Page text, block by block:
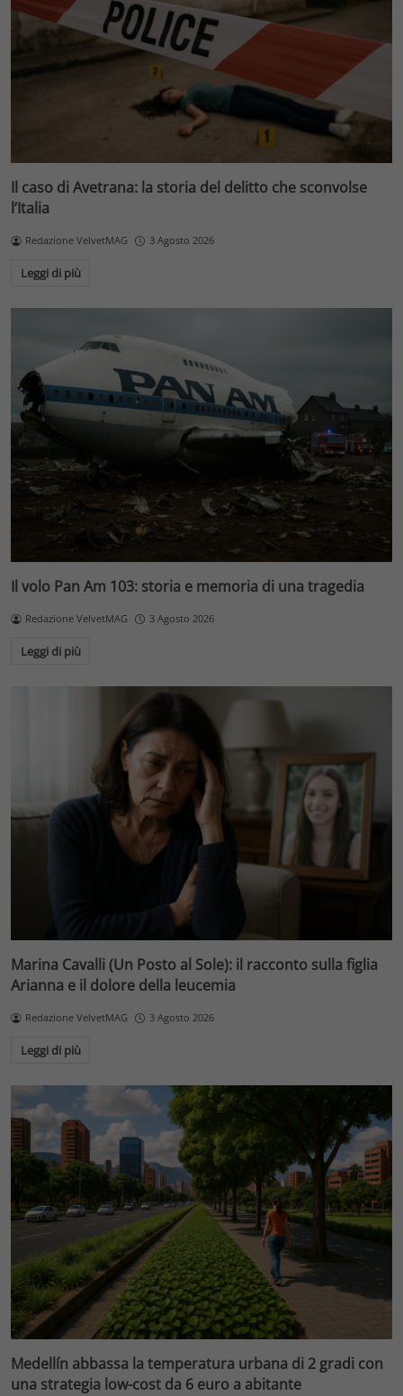
Il caso di Avetrana: la storia del delitto che sconvolse
l’Italia
Redazione VelvetMAG 3 Agosto 2026
Leggi di più
Il volo Pan Am 103: storia e memoria di una tragedia
Redazione VelvetMAG 3 Agosto 2026
Leggi di più
Marina Cavalli (Un Posto al Sole): il racconto sulla figlia
Arianna e il dolore della leucemia
Redazione VelvetMAG 3 Agosto 2026
Leggi di più
Medellín abbassa la temperatura urbana di 2 gradi con
una strategia low-cost da 6 euro a abitante